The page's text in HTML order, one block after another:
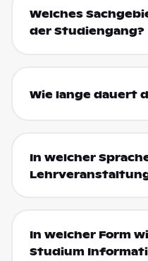
Welches
der Studiengang?
Wie lange dauert
In welcher
In welcher Form
Studium